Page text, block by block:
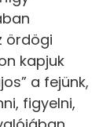
ördögi
kapjuk
a fejünk,
figyelni,